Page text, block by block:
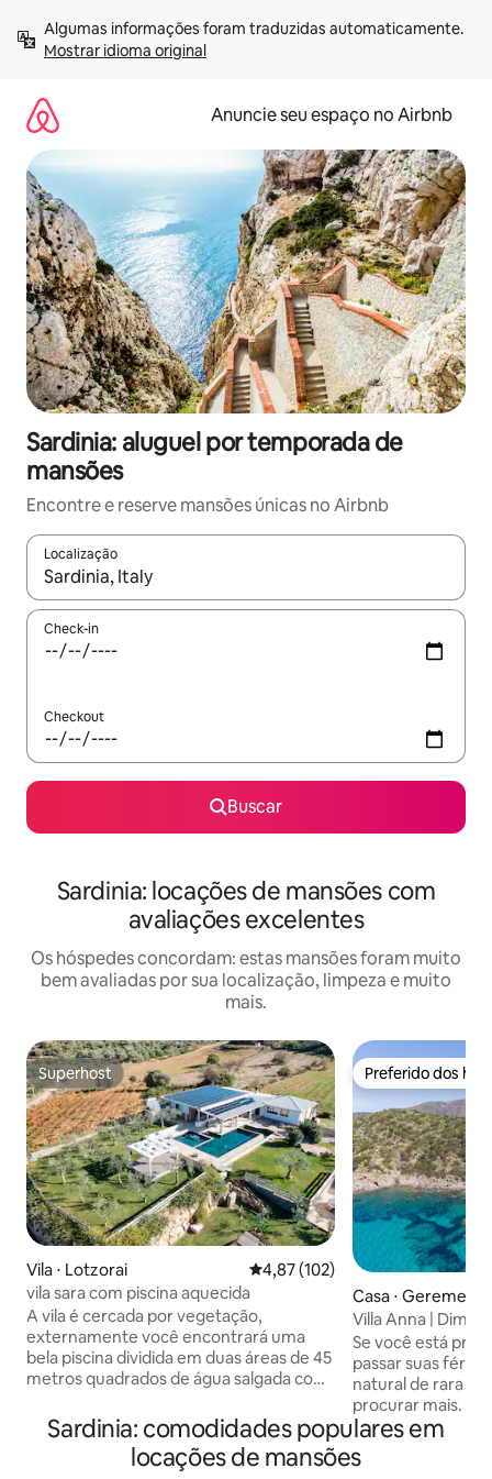
para
Mostrar idioma original
Anuncie seu espaço no Airbnb
Sardinia: aluguel por temporada de
mansões
Encontre e reserve mansões únicas no Airbnb
Localização
Quando os resultados estiverem disponíveis, explore-os
Check-in
Checkout
Buscar
Sardinia: locações de mansões com
avaliações excelentes
Os hóspedes concordam: estas mansões foram muito
bem avaliadas por sua localização, limpeza e muito
mais.
Superhost
Superhost
Vila ⋅ Lotzorai 4,87 de uma avaliação média de
4,87 (102)
vila sara com piscina aquecida
A vila é cercada por vegetação,
externamente você encontrará uma
bela piscina dividida em duas áreas de 45
metros quadrados de água salgada com
área de relaxamento de 20 metros
quadrados com banheiras de
hidromassagem é coberta por um
Preferido dos
Preferido dos
Casa ⋅ Geremeas
Villa Anna |
suspensa sobre o
Se você está
passar suas
natural de rara
procurar mais. Apresentamos a Villa
Anna, uma
para o mar na
uma das
Sardinia: comodidades populares em
locações de mansões